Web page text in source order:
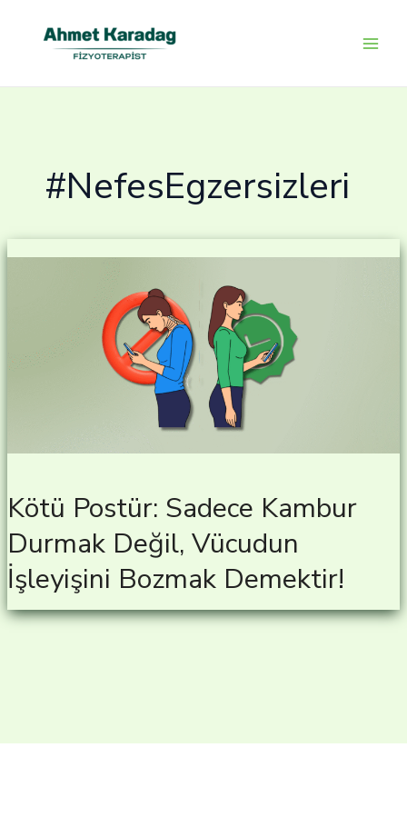
#NefesEgzersizleri
Kötü Postür: Sadece Kambur
Durmak Değil, Vücudun
İşleyişini Bozmak Demektir!